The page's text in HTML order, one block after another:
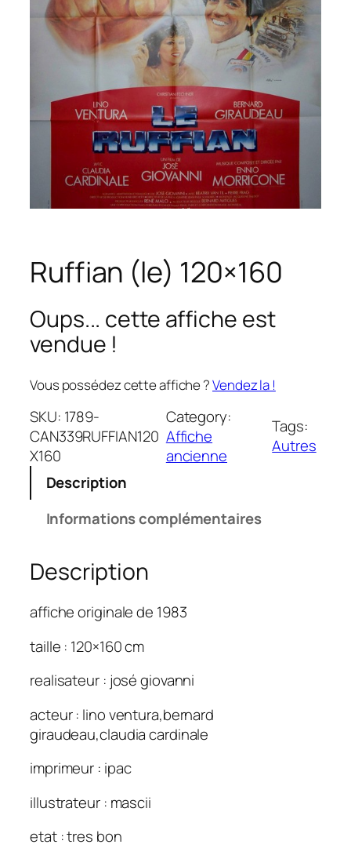
Ruffian (le) 120×160
Oups... cette affiche est
vendue !
Vous possédez cette affiche ?Vendez la !
SKU: 1789-
CAN339RUFFIAN120
X160
Category:
Affiche
ancienne
Tags:
Autres
Description
Informations complémentaires
Description
affiche originale de 1983
taille : 120×160 cm
realisateur : josé giovanni
acteur : lino ventura,bernard
giraudeau,claudia cardinale
imprimeur : ipac
illustrateur : mascii
etat : tres bon